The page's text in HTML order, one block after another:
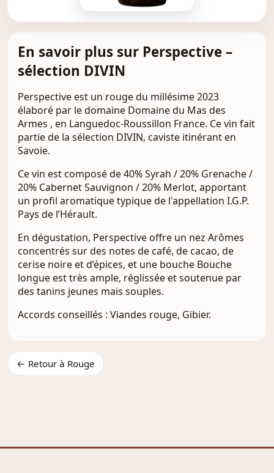
En savoir plus sur Perspective –
sélection DIVIN
Perspective est un rouge du millésime 2023
élaboré par le domaine Domaine du Mas des
Armes , en Languedoc-Roussillon France. Ce vin fait
partie de la sélection DIVIN, caviste itinérant en
Savoie.
Ce vin est composé de 40% Syrah / 20% Grenache /
20% Cabernet Sauvignon / 20% Merlot, apportant
un profil aromatique typique de l'appellation I.G.P.
Pays de l’Hérault.
En dégustation, Perspective offre un nez Arômes
concentrés sur des notes de café, de cacao, de
cerise noire et d’épices, et une bouche Bouche
longue est très ample, réglissée et soutenue par
des tanins jeunes mais souples.
Accords conseillés : Viandes rouge, Gibier.
← Retour à Rouge